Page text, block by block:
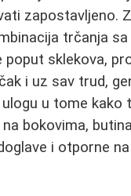
zapostavljeno.
trčanja
poput sklekova,
i uz sav trud,
u tome kako
bokovima,
i otporne